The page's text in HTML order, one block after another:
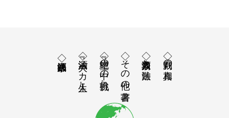
◇『法源 大バカ人生』 ◇『絶望の中の挑戦』 ◇その他の著書 ◇人類救済と法難 ◇裁判の真相